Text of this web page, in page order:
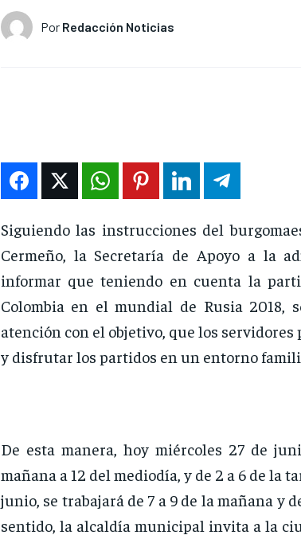
Por Redacción Noticias
Siguiendo las instrucciones del
Cermeño, la Secretaría de Apoyo a la
informar que teniendo en cuenta la
Colombia en el mundial de Rusia 2018,
atención con el objetivo, que los
y disfrutar los partidos en un entorno
De esta manera, hoy miércoles 27 de
mañana a 12 del mediodía, y de 2 a 6 de la
junio, se trabajará de 7 a 9 de la mañana y
sentido, la alcaldía municipal invita a la